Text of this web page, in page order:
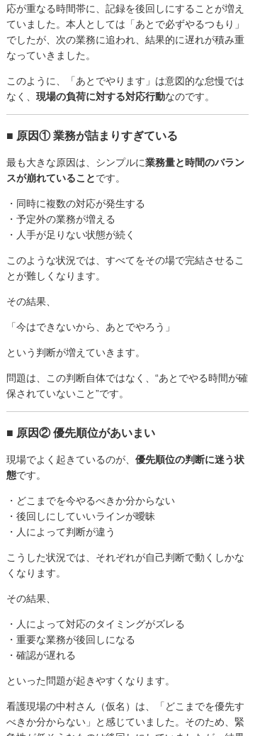
応が重なる時間帯に、記録を後回しにすることが増え
ていました。本人としては「あとで必ずやるつもり」
でしたが、次の業務に追われ、結果的に遅れが積み重
なっていきました。
このように、「あとでやります」は意図的な怠慢では
なく、 現場の負荷に対する対応行動なのです。
■ 原因① 業務が詰まりすぎている
最も大きな原因は、シンプルに業務量と時間のバラン
スが崩れていることです。
・同時に複数の対応が発生する
・予定外の業務が増える
・人手が足りない状態が続く
このような状況では、すべてをその場で完結させるこ
とが難しくなります。
その結果、
「今はできないから、あとでやろう」
という判断が増えていきます。
問題は、この判断自体ではなく、“あとでやる時間が確
保されていないこと”です。
■ 原因② 優先順位があいまい
現場でよく起きているのが、 優先順位の判断に迷う状
態です。
・どこまでを今やるべきか分からない
・後回しにしていいラインが曖昧
・人によって判断が違う
こうした状況では、それぞれが自己判断で動くしかな
くなります。
その結果、
・人によって対応のタイミングがズレる
・重要な業務が後回しになる
・確認が遅れる
といった問題が起きやすくなります。
看護現場の中村さん（仮名）は、「どこまでを優先す
べきか分からない」と感じていました。そのため、緊